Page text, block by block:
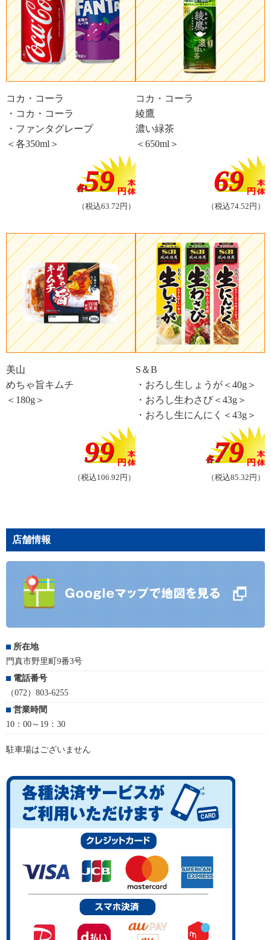
コカ・コーラ
・コカ・コーラ
・ファンタグレープ
＜各350ml＞
各59
（税込63.72円）
コカ・コーラ
綾鷹
濃い緑茶
＜650ml＞
69
（税込74.52円）
美山
めちゃ旨キムチ
＜180g＞
99
（税込106.92円）
S＆B
・おろし生しょうが＜40g＞
・おろし生わさび＜43g＞
・おろし生にんにく＜43g＞
各79
（税込85.32円）
店舗情報
所在地
門真市野里町9番3号
電話番号
（072）803-6255
営業時間
10：00～19：30
駐車場はございません